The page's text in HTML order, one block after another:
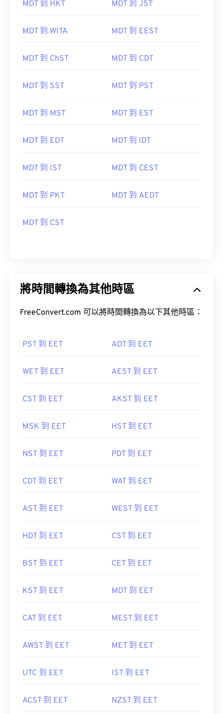
MDT 到 HKT MDT 到 JST
MDT 到 WITA MDT 到 EEST
MDT 到 ChST MDT 到 CDT
MDT 到 SST MDT 到 PST
MDT 到 MST MDT 到 EST
MDT 到 EDT MDT 到 IDT
MDT 到 IST MDT 到 CEST
MDT 到 PKT MDT 到 AEDT
MDT 到 CST
將時間轉換為其他時區
FreeConvert.com 可以將時間轉換為以下其他時區：
PST 到 EET ADT 到 EET
WET 到 EET AEST 到 EET
CST 到 EET AKST 到 EET
MSK 到 EET HST 到 EET
NST 到 EET PDT 到 EET
CDT 到 EET WAT 到 EET
AST 到 EET WEST 到 EET
HDT 到 EET CST 到 EET
BST 到 EET CET 到 EET
KST 到 EET MDT 到 EET
CAT 到 EET MEST 到 EET
AWST 到 EET MET 到 EET
UTC 到 EET IST 到 EET
ACST 到 EET NZST 到 EET